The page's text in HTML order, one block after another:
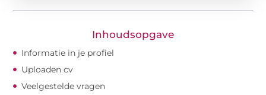
Inhoudsopgave
Informatie in je profiel
Uploaden cv
Veelgestelde vragen